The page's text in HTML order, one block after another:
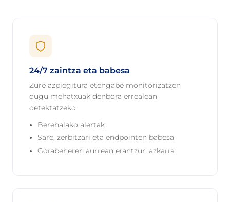
24/7 zaintza eta babesa
Zure azpiegitura etengabe monitorizatzen
dugu mehatxuak denbora errealean
detektatzeko.
Berehalako alertak
Sare, zerbitzari eta endpointen babesa
Gorabeheren aurrean erantzun azkarra